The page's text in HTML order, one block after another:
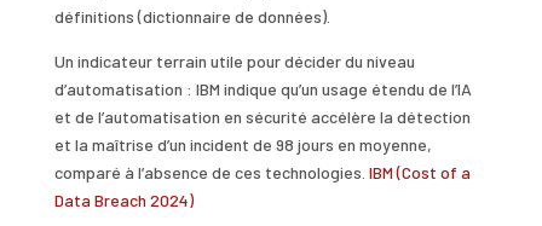
définitions (dictionnaire de données).
Un indicateur terrain utile pour décider du niveau
d’automatisation : IBM indique qu’un usage étendu de l’IA
et de l’automatisation en sécurité accélère la détection
et la maîtrise d’un incident de 98 jours en moyenne,
comparé à l’absence de ces technologies. IBM (Cost of a
Data Breach 2024)